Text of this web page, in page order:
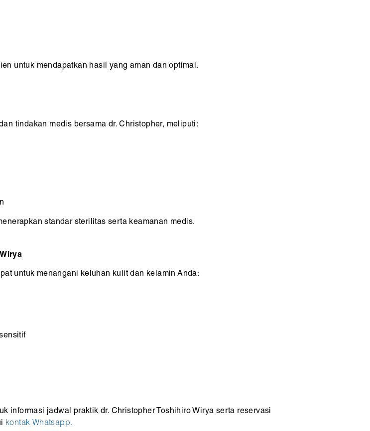
untuk mendapatkan hasil yang aman dan optimal.
tindakan medis bersama dr. Christopher, meliputi:
standar sterilitas serta keamanan medis.
untuk menangani keluhan kulit dan kelamin Anda:
informasi jadwal praktik dr. Christopher Toshihiro Wirya serta reservasi
kontak Whatsapp.